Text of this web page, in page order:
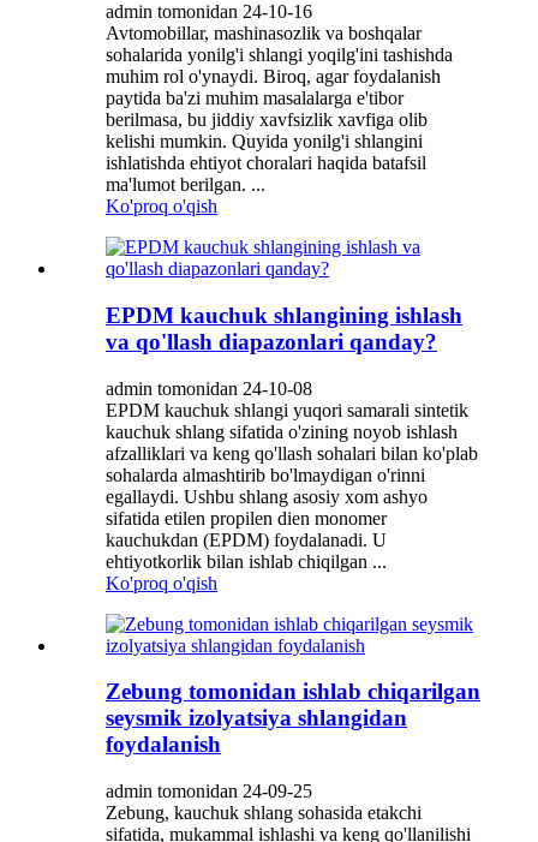
admin tomonidan 24-10-16
Avtomobillar, mashinasozlik va boshqalar
sohalarida yonilg'i shlangi yoqilg'ini tashishda
muhim rol o'ynaydi. Biroq, agar foydalanish
paytida ba'zi muhim masalalarga e'tibor
berilmasa, bu jiddiy xavfsizlik xavfiga olib
kelishi mumkin. Quyida yonilg'i shlangini
ishlatishda ehtiyot choralari haqida batafsil
ma'lumot berilgan. ...
Ko'proq o'qish
EPDM kauchuk shlangining ishlash
va qo'llash diapazonlari qanday?
admin tomonidan 24-10-08
EPDM kauchuk shlangi yuqori samarali sintetik
kauchuk shlang sifatida o'zining noyob ishlash
afzalliklari va keng qo'llash sohalari bilan ko'plab
sohalarda almashtirib bo'lmaydigan o'rinni
egallaydi. Ushbu shlang asosiy xom ashyo
sifatida etilen propilen dien monomer
kauchukdan (EPDM) foydalanadi. U
ehtiyotkorlik bilan ishlab chiqilgan ...
Ko'proq o'qish
Zebung tomonidan ishlab chiqarilgan
seysmik izolyatsiya shlangidan
foydalanish
admin tomonidan 24-09-25
Zebung, kauchuk shlang sohasida etakchi
sifatida, mukammal ishlashi va keng qo'llanilishi